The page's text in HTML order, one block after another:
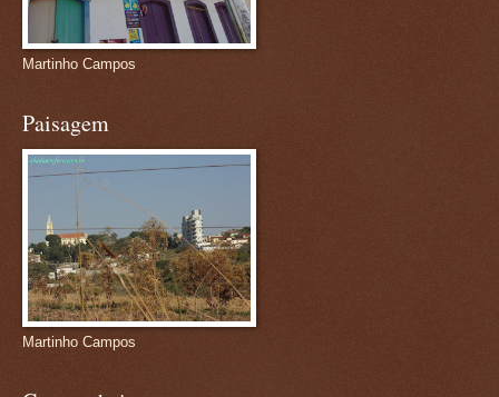
Martinho Campos
Paisagem
Martinho Campos